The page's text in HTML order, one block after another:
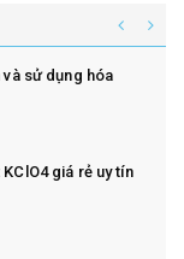
sử dụng hóa
giá rẻ uy tín